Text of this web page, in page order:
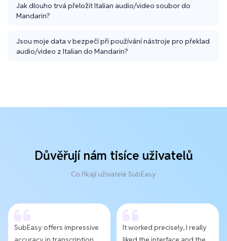
Jak dlouho trvá přeložit Italian audio/video soubor do
Mandarin?
Jsou moje data v bezpečí při používání nástroje pro překlad
audio/video z Italian do Mandarin?
Důvěřují nám tisíce uživatelů
Co říkají uživatelé SubEasy
SubEasy offers impressive
It worked precisely, I really